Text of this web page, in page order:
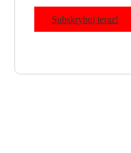
Subskrybuj teraz!